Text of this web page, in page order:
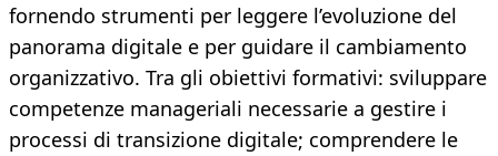
fornendo strumenti per leggere l’evoluzione del
panorama digitale e per guidare il cambiamento
organizzativo. Tra gli obiettivi formativi: sviluppare
competenze manageriali necessarie a gestire i
processi di transizione digitale; comprendere le